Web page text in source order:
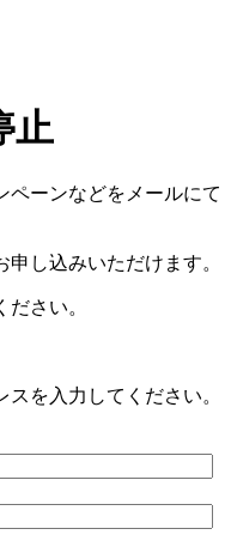
止
ペーンなどをメールにて
し込みいただけます。
さい。
を入力してください。